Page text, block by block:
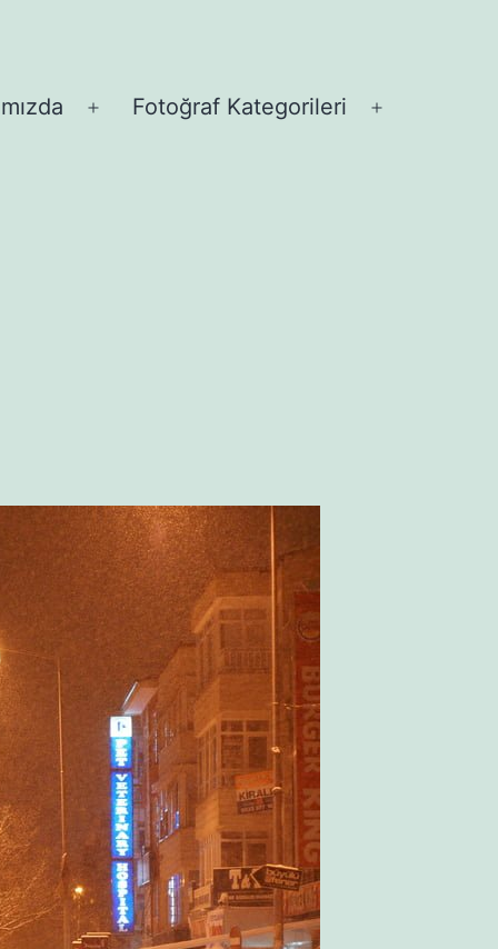
Menüyü
Fotoğraf Kategorileri